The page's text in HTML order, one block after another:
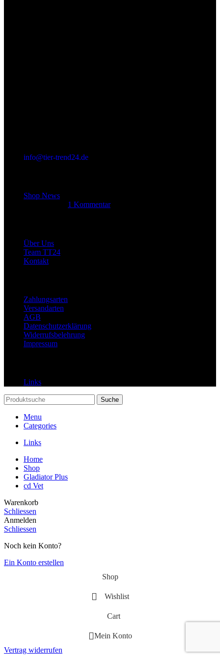
info@tier-trend24.de
Shop News
1 Kommentar
Über Uns
Team TT24
Kontakt
Zahlungsarten
Versandarten
AGB
Datenschutzerklärung
Widerrufsbelehrung
Impressum
Links
Suche
Menu
Categories
Links
Home
Shop
Gladiator Plus
cd Vet
Warenkorb
Schliessen
Anmelden
Schliessen
Noch kein Konto?
Ein Konto erstellen
Shop
Wishlist
Cart
Mein Konto
Vertrag widerrufen